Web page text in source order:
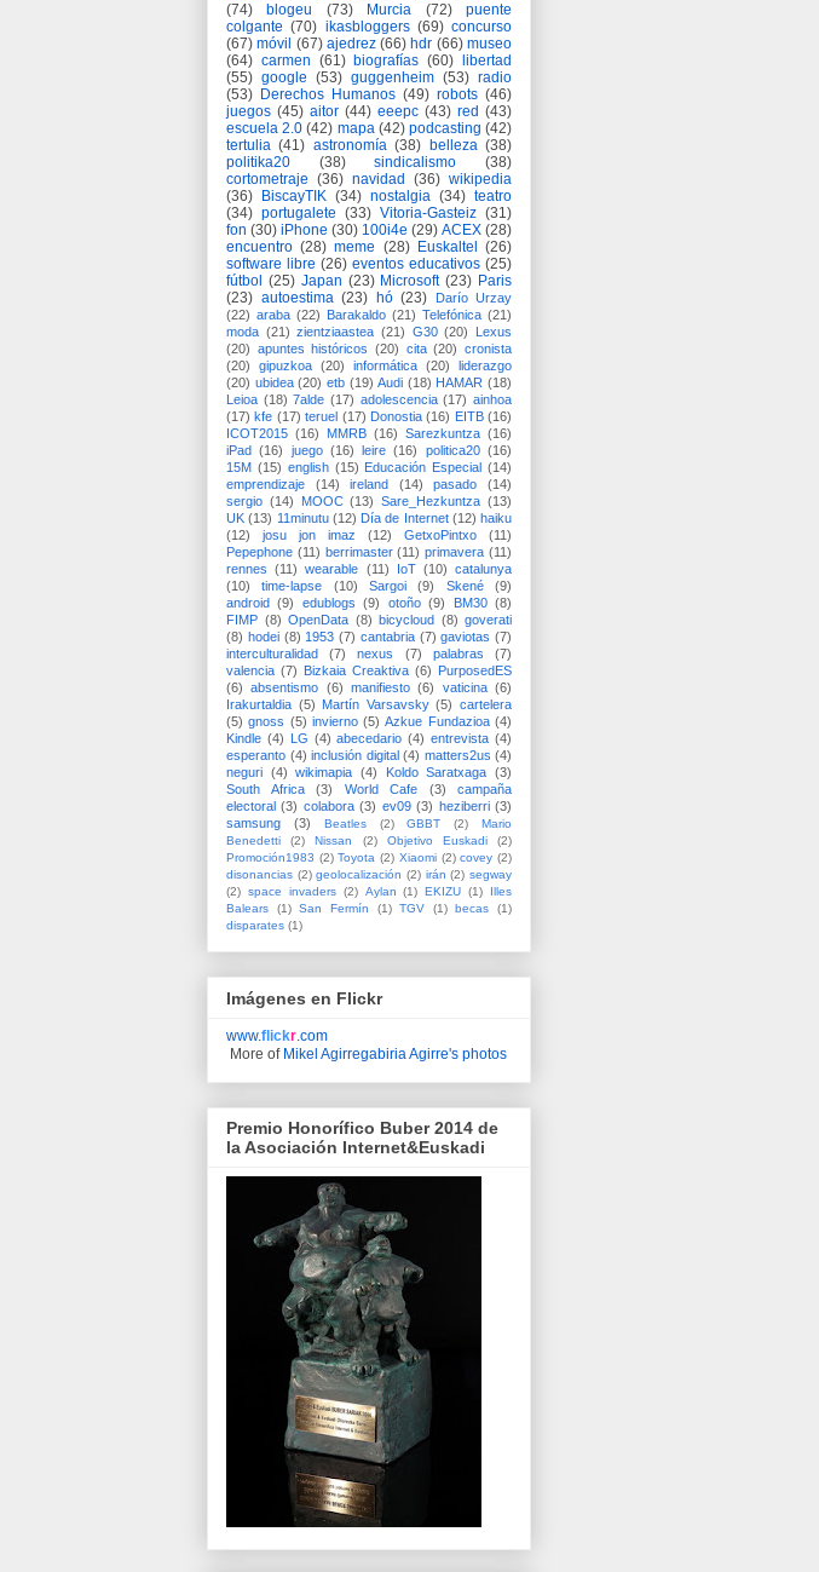
(74)
blogeu (73) Murcia (72)
puente
colgante (70) ikasbloggers (69) concurso
(67) móvil (67) ajedrez (66) hdr (66) museo
(64) carmen (61) biografías (60)
libertad
(55) google (53) guggenheim (53) radio
(53) Derechos Humanos (49) robots (46)
juegos (45) aitor (44) eeepc (43) red (43)
escuela 2.0 (42) mapa (42) podcasting (42)
tertulia (41) astronomía (38) belleza (38)
politika20
(38) sindicalismo
(38)
cortometraje (36) navidad (36) wikipedia
(36)
BiscayTIK (34) nostalgia (34) teatro
(34) portugalete (33) Vitoria-Gasteiz (31)
fon (30) iPhone (30) 100i4e (29) ACEX (28)
encuentro (28) meme (28) Euskaltel
(26)
software libre (26) eventos educativos (25)
fútbol (25) Japan (23) Microsoft (23) Paris
(23) autoestima (23) hó (23)
Darío Urzay
(22) araba (22) Barakaldo (21) Telefónica (21)
moda (21) zientziaastea (21) G30 (20)
Lexus
(20) apuntes históricos (20) cita (20) cronista
(20)
gipuzkoa (20) informática (20)
liderazgo
(20) ubidea (20) etb (19) Audi (18) HAMAR (18)
Leioa (18) 7alde (17) adolescencia (17) ainhoa
(17) kfe (17) teruel (17) Donostia (16) EITB (16)
ICOT2015 (16) MMRB (16) Sarezkuntza (16)
iPad
(16) juego (16) leire (16) politica20 (16)
15M (15) english (15) Educación Especial (14)
emprendizaje
(14) ireland (14) pasado
(14)
sergio (14) MOOC (13) Sare_Hezkuntza (13)
UK (13) 11minutu (12) Día de Internet (12) haiku
(12)
josu jon imaz (12) GetxoPintxo
(11)
Pepephone (11) berrimaster (11) primavera (11)
rennes (11) wearable (11) IoT (10) catalunya
(10)
time-lapse (10) Sargoi (9) Skené
(9)
android
(9) edublogs (9) otoño (9) BM30 (8)
FIMP (8) OpenData (8) bicycloud (8) goverati
(8) hodei (8) 1953 (7) cantabria (7) gaviotas (7)
interculturalidad
(7) nexus (7) palabras
(7)
valencia (7) Bizkaia Creaktiva (6)
PurposedES
(6)
absentismo (6) manifiesto (6) vaticina (6)
Irakurtaldia (5) Martín Varsavsky (5) cartelera
(5) gnoss (5) invierno (5) Azkue Fundazioa (4)
Kindle (4) LG (4) abecedario (4) entrevista (4)
esperanto (4) inclusión digital (4) matters2us (4)
neguri (4) wikimapia (4) Koldo Saratxaga (3)
South Africa
(3) World Cafe (3)
campaña
electoral (3) colabora (3) ev09 (3) heziberri (3)
samsung
(3) Beatles (2) GBBT (2)
Mario
Benedetti
(2) Nissan (2) Objetivo Euskadi
(2)
Promoción1983 (2) Toyota (2) Xiaomi (2) covey (2)
disonancias (2) geolocalización (2) irán (2) segway
(2) space invaders (2) Aylan (1) EKIZU (1)
Illes
Balears
(1) San Fermín (1) TGV (1) becas
(1)
disparates (1)
Imágenes en Flickr
www.flickr .com
More of Mikel Agirregabiria Agirre's photos
Premio Honorífico Buber 2014 de
la Asociación Internet&Euskadi